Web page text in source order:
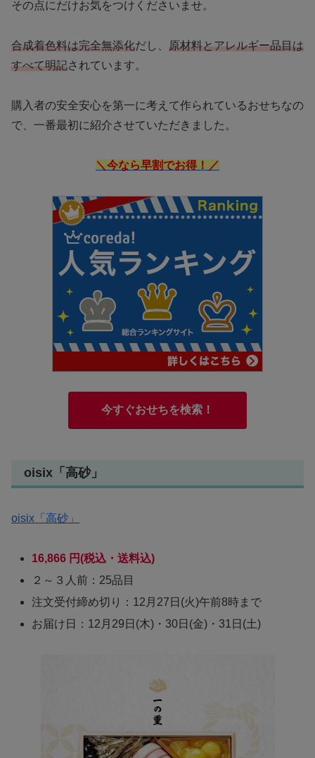
その点にだけお気をつけくださいませ。
合成着色料は完全無添化だし、
原材料とアレルギー品目は
すべて明記されています。
購入者の安全安心を第一に考えて作られているおせちなの
で、一番最初に紹介させていただきました。
＼今なら早割でお得！／
今すぐおせちを検索！
oisix「高砂」
oisix「高砂」
16,866 円(税込・送料込)
２～３人前：25品目
注文受付締め切り：12月27日(火)午前8時まで
お届け日：12月29日(木)・30日(金)・31日(土)